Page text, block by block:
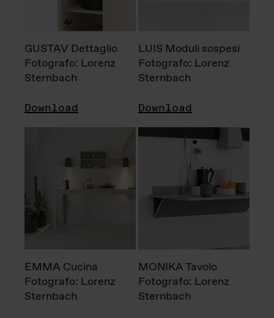
GUSTAV Dettaglio
Fotografo: Lorenz
Sternbach
Download
LUIS Moduli sospesi
Fotografo: Lorenz
Sternbach
Download
EMMA Cucina
Fotografo: Lorenz
Sternbach
MONIKA Tavolo
Fotografo: Lorenz
Sternbach